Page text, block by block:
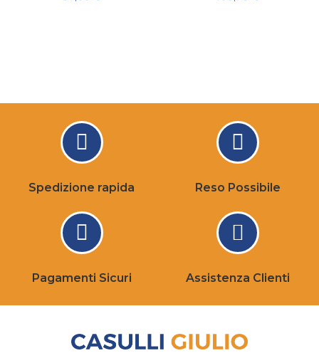
Spedizione rapida Reso Possibile
Pagamenti Sicuri Assistenza Clienti